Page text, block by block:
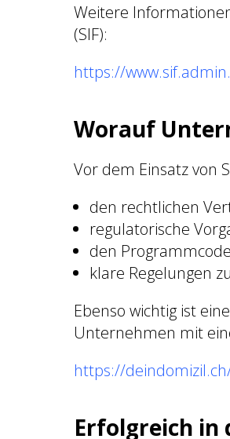
Weitere
(SIF):
https://
Worauf
Vor dem Einsatz von
den rechtlichen
regulatorische
den
klare Regelungen
Ebenso wichtig ist
Unternehmen mit
https://
Erfolgreich in